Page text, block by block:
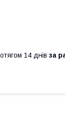
14 днів за